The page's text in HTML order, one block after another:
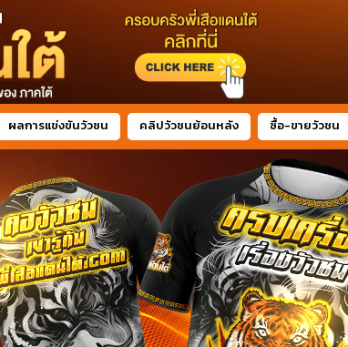
ผลการแข่งขันวัวชน คลิปวัวชนย้อนหลัง ซื้อ-ขายวัวชน